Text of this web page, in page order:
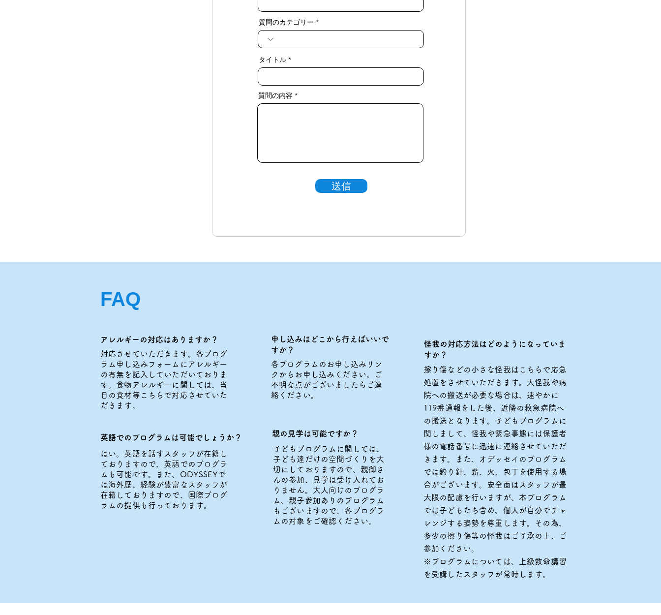
質問のカテゴリー
タイトル
質問の内容
送信
FAQ
アレルギーの対応はありますか？
対応させていただきます。各プログ
ラム申し込みフォームにアレルギー
の有無を記入していただいておりま
す。食物アレルギーに関しては、当
日の食材等こちらで対応させていた
だきます。
申し込みはどこから行えばいいで
すか？
各プログラムのお申し込みリン
クからお申し込みください。ご
不明な点がございましたらご連
絡ください。
英語でのプログラムは可能でしょうか？
はい。英語を話すスタッフが在籍し
ておりますので、英語でのプログラ
ムも可能です。また、ODYSSEYで
は海外歴、経験が豊富なスタッフが
在籍しておりますので、国際プログ
ラムの提供も行っております。
親の見学は可能ですか？
子どもプログラムに関しては、
子ども達だけの空間づくりを大
切にしておりますので、親御さ
んの参加、見学は受け入れてお
りません。大人向けのプログラ
ム、親子参加ありのプログラム
もございますので、各プログラ
ムの対象をご確認ください。
怪我の対応方法はどのようになっていま
すか？
擦り傷などの小さな怪我はこちらで応急
処置をさせていただきます。大怪我や病
院への搬送が必要な場合は、速やかに
119番通報をした後、近隣の救急病院へ
の搬送となります。子どもプログラムに
関しまして、怪我や緊急事態には保護者
様の電話番号に迅速に連絡させていただ
きます。また、オデッセイのプログラム
では釣り針、薪、火、包丁を使用する場
合がございます。安全面はスタッフが最
大限の配慮を行いますが、本プログラム
では子どもたち含め、個人が自分でチャ
レンジする姿勢を尊重します。その為、
多少の擦り傷等の怪我はご了承の上、ご
参加ください。
※プログラムについては、上級救命講習
を受講したスタッフが常時します。